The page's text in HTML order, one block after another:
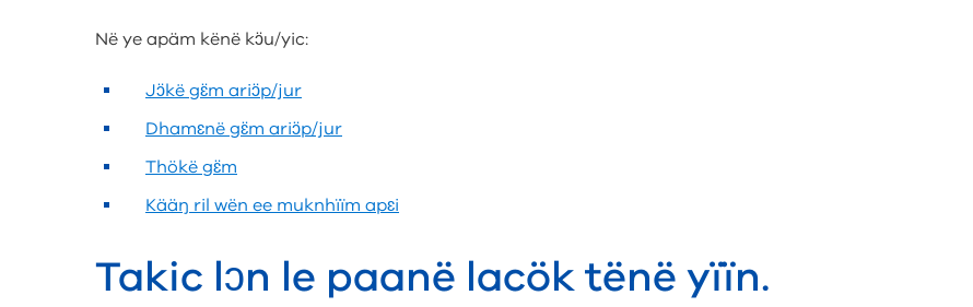
Në ye apäm kënë kɔ̈u/yic:
Jɔ̈kë gɛ̈m ariɔ̈p/jur
Dhamɛnë gɛ̈m ariɔ̈p/jur
Thökë gɛ̈m
Kääŋ ril wën ee muknhïïm apɛi
Takic lɔn le paanë lacök tënë yïïn.